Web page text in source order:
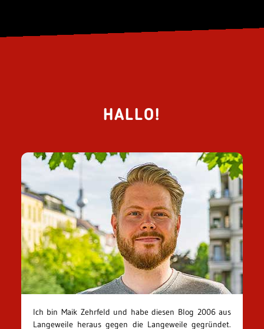
HALLO!
Ich bin Maik Zehrfeld und habe diesen Blog 2006 aus
Langeweile heraus gegen die Langeweile gegründet.